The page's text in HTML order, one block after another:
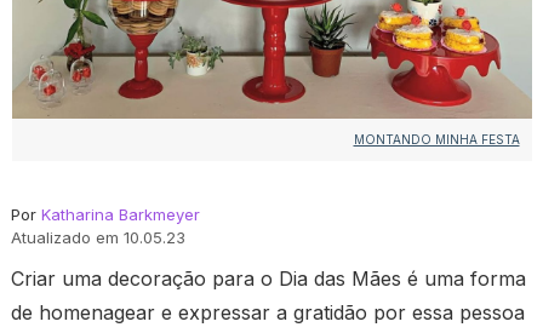
MONTANDO MINHA FESTA
PorKatharina Barkmeyer
Atualizado em 10.05.23
Criar uma decoração para o Dia das Mães é uma forma
de homenagear e expressar a gratidão por essa pessoa